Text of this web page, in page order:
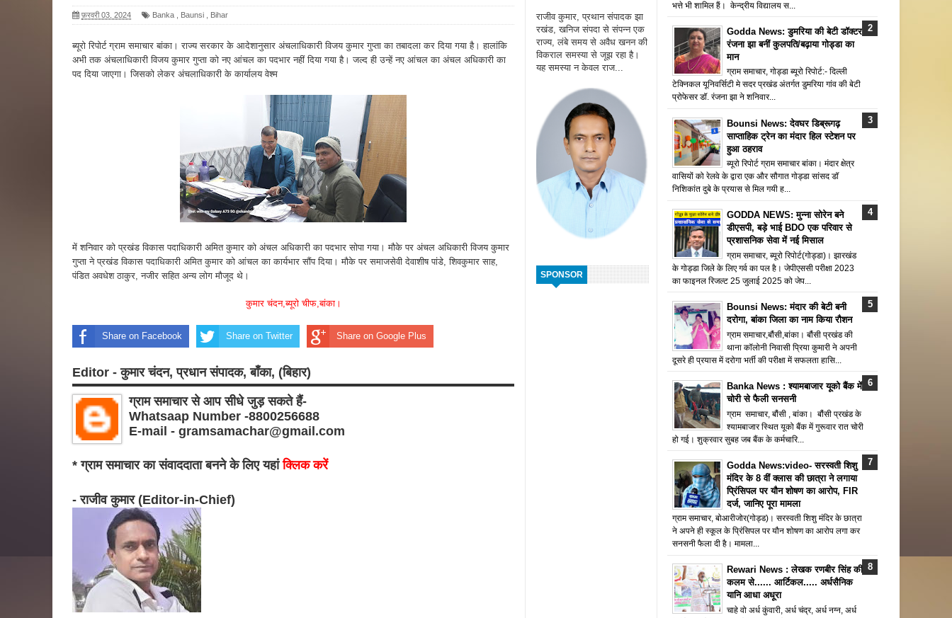
राजीव कुमार, प्रथान संपादक झा
रखंड, खनिज संपदा से संपन्न एक
राज्य, लंबे समय से अवैध खनन की
विकराल समस्या से जूझ रहा है।
यह समस्या न केवल राज...
SPONSOR
फ़रवरी 03, 2024 Banka Baunsi Bihar
ब्यूरो रिपोर्ट ग्राम समाचार बांका। राज्य सरकार के आदेशानुसार अंचलाधिकारी विजय कुमार गुप्ता का तबादला कर दिया गया है। हालांकि
अभी तक अंचलाधिकारी विजय कुमार गुप्ता को नए आंचल का पदभार नहीं दिया गया है। जल्द ही उन्हें नए आंचल का अंचल अधिकारी का
पद दिया जाएगा। जिसको लेकर अंचलाधिकारी के कार्यालय वेश्म
में शनिवार को प्रखंड विकास पदाधिकारी अमित कुमार को अंचल अधिकारी का पदभार सोपा गया। मौके पर अंचल अधिकारी विजय कुमार
गुप्ता ने प्रखंड विकास पदाधिकारी अमित कुमार को आंचल का कार्यभार सौंप दिया। मौके पर समाजसेवी देवाशीष पांडे, शिवकुमार साह,
पंडित अवधेश ठाकुर, नजीर सहित अन्य लोग मौजूद थे।
कुमार चंदन,ब्यूरो चीफ,बांका।
Share on Facebook Share on Twitter Share on Google Plus
Editor - कुमार चंदन, प्रधान संपादक, बाँका, (बिहार)
ग्राम समाचार से आप सीधे जुड़ सकते हैं-
Whatsaap Number -8800256688
E-mail - gramsamachar@gmail.com
* ग्राम समाचार का संवाददाता बनने के लिए यहांक्लिक करें
- राजीव कुमार (Editor-in-Chief)
भत्ते भी शामिल हैं। केन्द्रीय विद्यालय स...
Godda News: डुमरिया की बेटी डॉक्टर
रंजना झा बनीं कुलपति/बढ़ाया गोड्डा का
मान
ग्राम समाचार, गोड्डा ब्यूरो रिपोर्ट:- दिल्ली
टेक्निकल यूनिवर्सिटी मे सदर प्रखंड अंतर्गत डुमरिया गांव की बेटी
प्रोफेसर डॉ. रंजना झा ने शनिवार...
Bounsi News: देवघर डिब्रूगढ़
साप्ताहिक ट्रेन का मंदार हिल स्टेशन पर
हुआ ठहराव
ब्यूरो रिपोर्ट ग्राम समाचार बांका। मंदार क्षेत्र
वासियों को रेलवे के द्वारा एक और सौगात गोड्डा सांसद डॉ
निशिकांत दुबे के प्रयास से मिल गयी ह...
GODDA NEWS: मुन्ना सोरेन बने
डीएसपी, बड़े भाई BDO एक परिवार से
प्रशासनिक सेवा में नई मिसाल
ग्राम समाचार, ब्यूरो रिपोर्ट(गोड्डा)। झारखंड
के गोड्डा जिले के लिए गर्व का पल है। जेपीएससी परीक्षा 2023
का फाइनल रिजल्ट 25 जुलाई 2025 को जेप...
Bounsi News: मंदार की बेटी बनी
दरोगा, बांका जिला का नाम किया रौशन
ग्राम समाचार,बौंसी,बांका। बौंसी प्रखंड की
थाना कॉलोनी निवासी प्रिया कुमारी ने अपनी
दूसरे ही प्रयास में दरोगा भर्ती की परीक्षा में सफलता हासि...
Banka News : श्यामबाजार यूको बैंक में
चोरी से फैली सनसनी
ग्राम समाचार, बौंसी , बांका। बौंसी प्रखंड के
श्यामबाजार स्थित यूको बैंक में गुरूवार रात चोरी
हो गई। शुक्रवार सुबह जब बैंक के कर्मचारि...
Godda News:video- सरस्वती शिशु
मंदिर के 8 वीं क्लास की छात्रा ने लगाया
प्रिंसिपल पर यौन शोषण का आरोप, FIR
दर्ज, जानिए पूरा मामला
ग्राम समाचार, बोआरीजोर(गोड्ड)। सरस्वती शिशु मंदिर के छात्रा
ने अपने ही स्कूल के प्रिंसिपल पर यौन शोषण का आरोप लगा कर
सनसनी फैला दी है। मामला...
Rewari News : लेखक रणबीर सिंह की
कलम से...... आर्टिकल..... अर्धसैनिक
यानि आधा अधूरा
चाहे वो अर्ध कुंवारी, अर्ध चंद्र, अर्ध नग्न, अर्ध